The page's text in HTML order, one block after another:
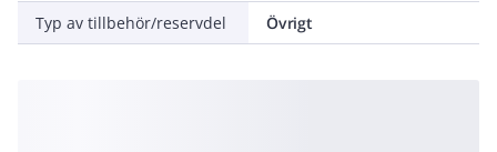
Typ av tillbehör/reservdel Övrigt